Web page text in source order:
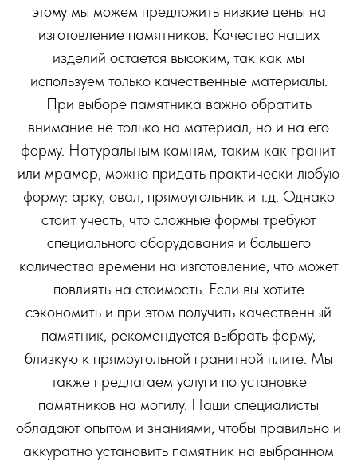
этому мы можем предложить низкие цены на
изготовление памятников. Качество наших
изделий остается высоким, так как мы
используем только качественные материалы.
При выборе памятника важно обратить
внимание не только на материал, но и на его
форму. Натуральным камням, таким как гранит
или мрамор, можно придать практически любую
форму: арку, овал, прямоугольник и т.д. Однако
стоит учесть, что сложные формы требуют
специального оборудования и большего
количества времени на изготовление, что может
повлиять на стоимость. Если вы хотите
сэкономить и при этом получить качественный
памятник, рекомендуется выбрать форму,
близкую к прямоугольной гранитной плите. Мы
также предлагаем услуги по установке
памятников на могилу. Наши специалисты
обладают опытом и знаниями, чтобы правильно и
аккуратно установить памятник на выбранном